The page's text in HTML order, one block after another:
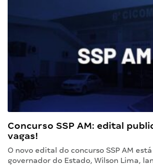
Concurso SSP AM: edital
vagas!
O novo edital do concurso SSP AM
governador do Estado, Wilson Lima,